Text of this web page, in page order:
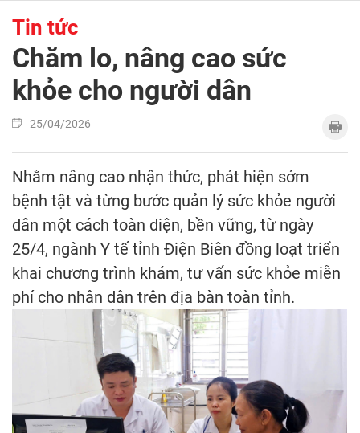
Tin tức
Chăm lo, nâng cao sức
khỏe cho người dân
25/04/2026
Nhằm nâng cao nhận thức, phát hiện sớm
bệnh tật và từng bước quản lý sức khỏe người
dân một cách toàn diện, bền vững, từ ngày
25/4, ngành Y tế tỉnh Điện Biên đồng loạt triển
khai chương trình khám, tư vấn sức khỏe miễn
phí cho nhân dân trên địa bàn toàn tỉnh.